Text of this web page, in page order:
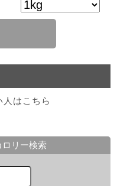
はこちら
リー検索